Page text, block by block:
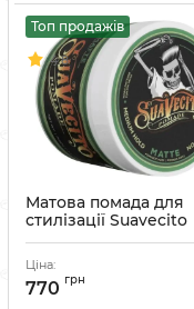
Топ продажів
4.8
Матова помада для
стилізації Suavecito
Matte Pomade 113 г
Артикул:
Ціна:
770 грн